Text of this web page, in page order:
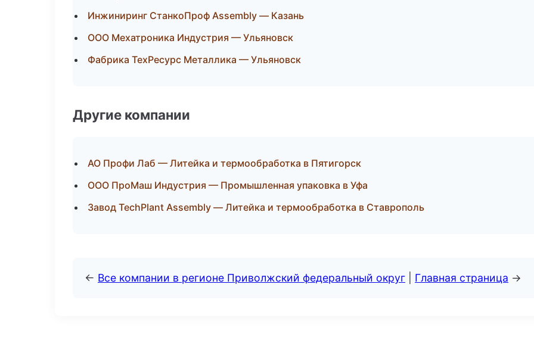
Инжиниринг СтанкоПроф Assembly — Казань
ООО Мехатроника Индустрия — Ульяновск
Фабрика ТехРесурс Металлика — Ульяновск
Другие компании
АО Профи Лаб — Литейка и термообработка в Пятигорск
ООО ПроМаш Индустрия — Промышленная упаковка в Уфа
Завод TechPlant Assembly — Литейка и термообработка в Ставрополь
← Все компании в регионе Приволжский федеральный округ Главная страница →